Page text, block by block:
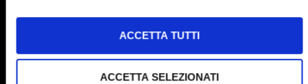
ACCETTA TUTTI
ACCETTA SELEZIONATI
955
956 957 958
959
962 963